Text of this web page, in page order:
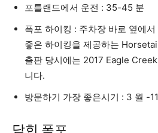
포틀랜드에서 운전 : 35-45 분
폭포 하이킹 : 주차장 바로 옆에
좋은 하이킹을 제공하는
출판 당시에는 2017 Eagle
니다.
방문하기 가장 좋은시기 : 3 월 -
닫힌 폭포